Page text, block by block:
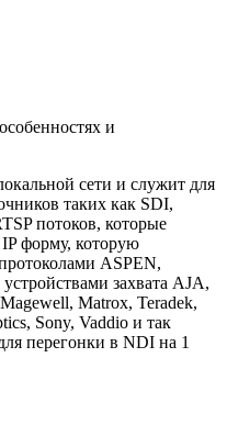
и
сети и служит для
таких как SDI,
потоков, которые
форму, которую
ASPEN,
захвата AJA,
Matrox, Teradek,
Sony, Vaddio и так
перегонки в NDI на 1